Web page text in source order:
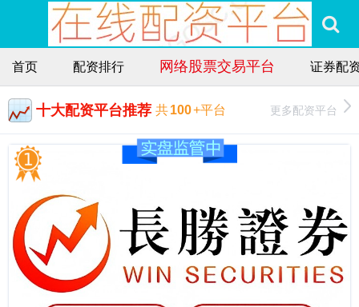
首页 配资排行 网络股票交易平台 证券配
十大配资平台推荐 共100+平台 更多配资平台